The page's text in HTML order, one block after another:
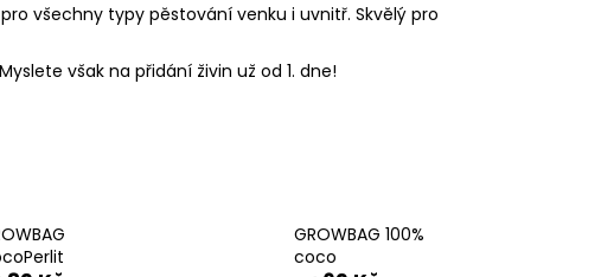
všechny typy pěstování venku i uvnitř. Skvělý pro
však na přidání živin už od 1. dne!
GROWBAG 100%
coco